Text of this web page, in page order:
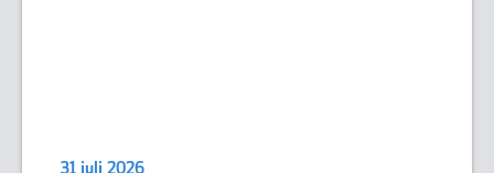
31 juli 2026